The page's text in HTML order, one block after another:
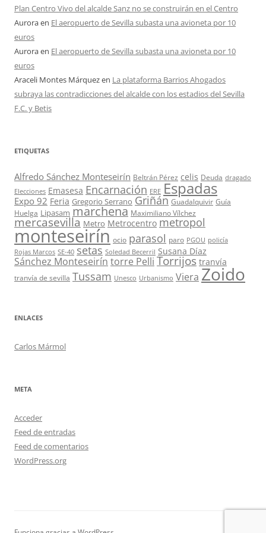
Plan Centro Vivo del alcalde Sanz no se construirán en el Centro
Auroraen El aeropuerto de Sevilla subasta una avioneta por 10
euros
Auroraen El aeropuerto de Sevilla subasta una avioneta por 10
euros
Araceli Montes Márquezen La plataforma Barrios Ahogados
subraya las contradicciones del alcalde con los estadios del Sevilla
F.C. y Betis
ETIQUETAS
Alfredo Sánchez Monteseirín Beltrán Pérez celis Deuda dragado
Elecciones Emasesa Encarnación ERE Espadas
Expo 92 Feria Gregorio Serrano Griñán Guadalquivir Guía
Huelga Lipasam marchena Maximiliano Vílchez
mercasevilla Metro Metrocentro metropol
monteseirín ocio parasol paro PGOU policía
Rojas Marcos SE-40 setas Soledad Becerril Susana Díaz
Sánchez Monteseirín torre Pelli Torrijos tranvía
tranvía de sevilla Tussam Unesco Urbanismo Viera Zoido
ENLACES
Carlos Mármol
META
Acceder
Feed de entradas
Feed de comentarios
WordPress.org